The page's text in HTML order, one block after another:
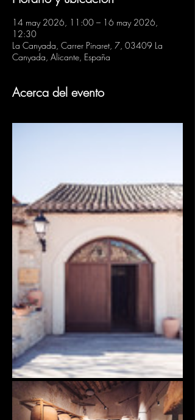
14 may 2026, 11:00 – 16 may 2026,
12:30
La Canyada, Carrer Pinaret, 7, 03409 La
Canyada, Alicante, España
Acerca del evento